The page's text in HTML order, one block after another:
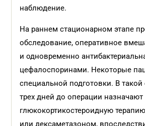
наблюдение.
На раннем стационарном этапе
обследование, оперативное
и одновременно
цефалоспоринами. Некоторые
специальной подготовки. В такой
трех дней до операции
глюкокортикостероидную
или дексаметазоном,